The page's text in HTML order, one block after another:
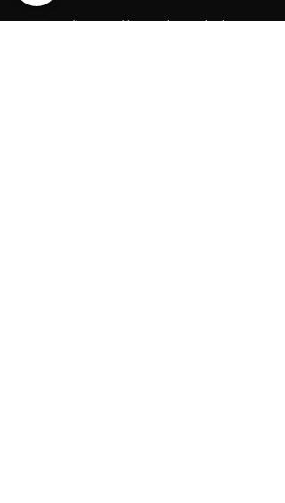
@2024 Proudly Created by Investlane Technology